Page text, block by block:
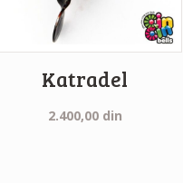
Katradel
2.400,00 din